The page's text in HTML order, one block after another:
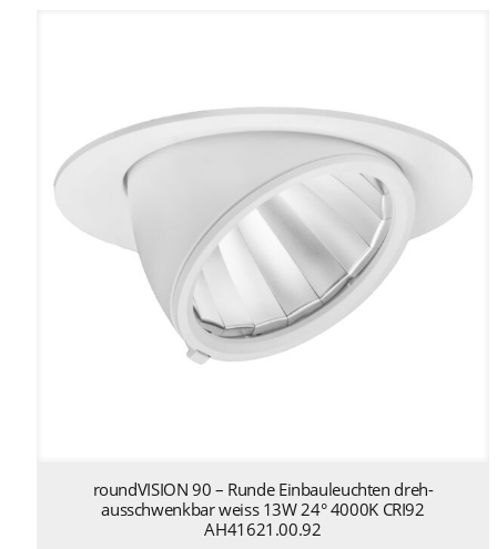
roundVISION 90 – Runde Einbauleuchten dreh-
ausschwenkbar weiss 13W 24° 4000K CRI92
AH41621.00.92